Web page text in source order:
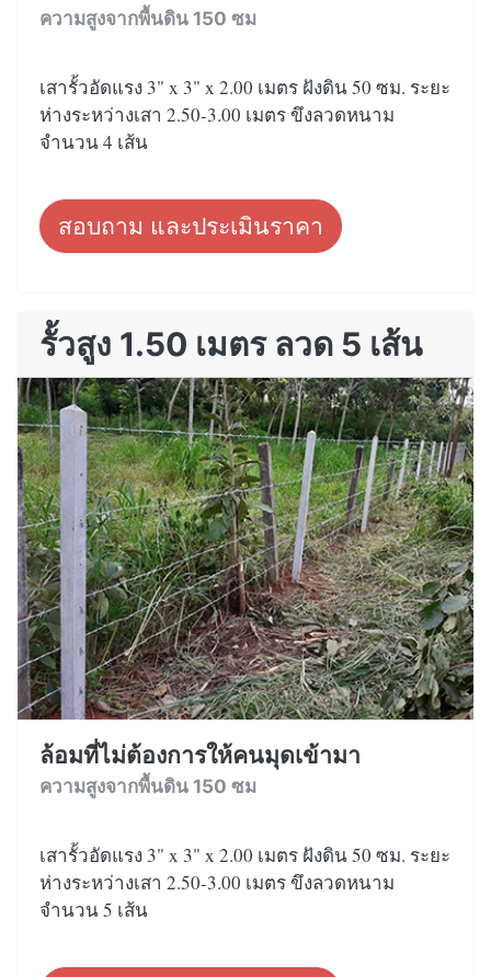
ความสูงจากพื้นดิน 150 ซม
เสารั้วอัดแรง 3" x 3" x 2.00 เมตร ฝังดิน 50 ซม. ระยะ
ห่างระหว่างเสา 2.50-3.00 เมตร ขึงลวดหนาม
จำนวน 4 เส้น
สอบถาม และประเมินราคา
รั้วสูง 1.50 เมตร ลวด 5 เส้น
ล้อมที่ไม่ต้องการให้คนมุดเข้ามา
ความสูงจากพื้นดิน 150 ซม
เสารั้วอัดแรง 3" x 3" x 2.00 เมตร ฝังดิน 50 ซม. ระยะ
ห่างระหว่างเสา 2.50-3.00 เมตร ขึงลวดหนาม
จำนวน 5 เส้น